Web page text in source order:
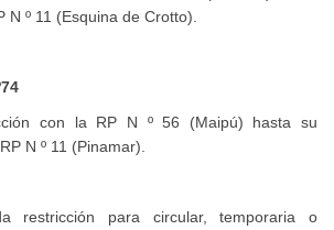
N º 11 (Esquina de Crotto).
con la RP N º 56 (Maipú) hasta su
N º 11 (Pinamar).
restricción para circular, temporaria o